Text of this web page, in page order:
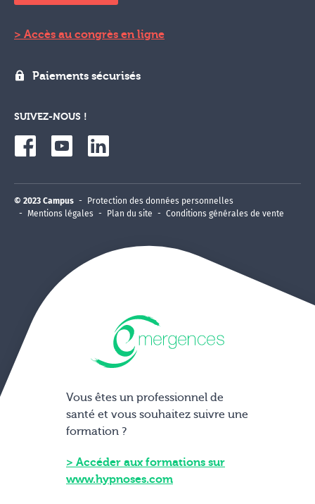
Accès au congrès en ligne
Paiements sécurisés
SUIVEZ-NOUS !
© 2023 Campus
Protection des données personnelles
Mentions légales
Plan du site Conditions générales de vente
Vous êtes un professionnel de
santé et vous souhaitez suivre une
formation ?
Accéder aux formations sur
www.hypnoses.com